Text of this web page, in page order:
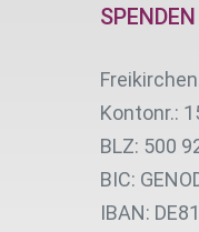
SPENDEN
Kontonr.:
BLZ: 500
BIC:
IBAN: